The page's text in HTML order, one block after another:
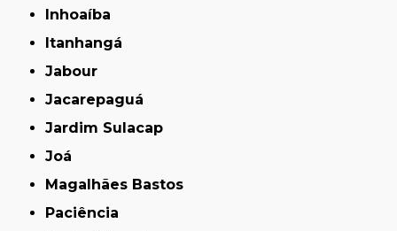
Inhoaíba
Itanhangá
Jabour
Jacarepaguá
Jardim Sulacap
Joá
Magalhães Bastos
Paciência